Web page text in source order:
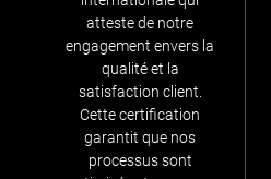
atteste de notre
engagement envers la
qualité et la
satisfaction client.
Cette certification
garantit que nos
processus sont